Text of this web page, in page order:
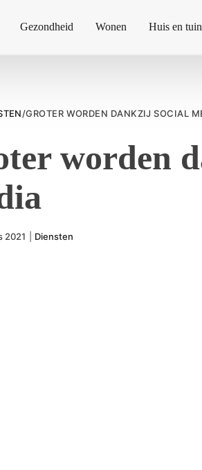
Gezondheid Wonen Huis en tuin
/GROTER WORDEN DANKZIJ SOCIAL
worden
2021 Diensten